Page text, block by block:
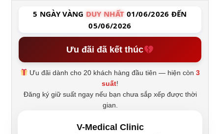
5 NGÀY VÀNG DUY NHẤT 01/06/2026 ĐẾN
05/06/2026
Ưu đãi đã kết thúc
Ưu đãi dành cho 20 khách hàng đầu tiên — hiện còn3
suất!
Đăng ký giữ suất ngay nếu bạn chưa sắp xếp được thời
gian.
V-Medical Clinic